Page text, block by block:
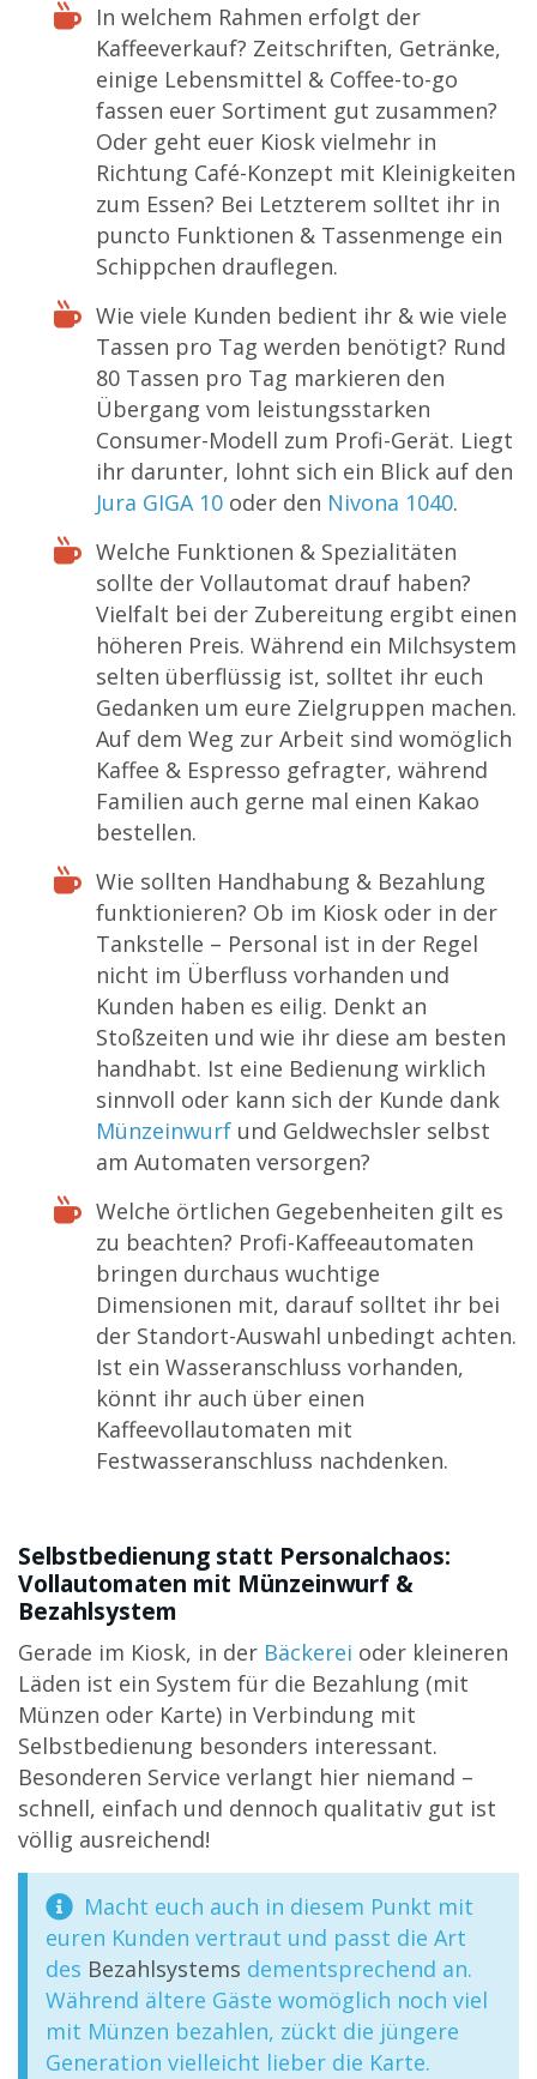
In welchem Rahmen erfolgt der
Kaffeeverkauf? Zeitschriften, Getränke,
einige Lebensmittel & Coffee-to-go
fassen euer Sortiment gut zusammen?
Oder geht euer Kiosk vielmehr in
Richtung Café-Konzept mit Kleinigkeiten
zum Essen? Bei Letzterem solltet ihr in
puncto Funktionen & Tassenmenge ein
Schippchen drauflegen.
Wie viele Kunden bedient ihr & wie viele
Tassen pro Tag werden benötigt? Rund
80 Tassen pro Tag markieren den
Übergang vom leistungsstarken
Consumer-Modell zum Profi-Gerät. Liegt
ihr darunter, lohnt sich ein Blick auf den
Jura GIGA 10 oder den Nivona 1040.
Welche Funktionen & Spezialitäten
sollte der Vollautomat drauf haben?
Vielfalt bei der Zubereitung ergibt einen
höheren Preis. Während ein Milchsystem
selten überflüssig ist, solltet ihr euch
Gedanken um eure Zielgruppen machen.
Auf dem Weg zur Arbeit sind womöglich
Kaffee & Espresso gefragter, während
Familien auch gerne mal einen Kakao
bestellen.
Wie sollten Handhabung & Bezahlung
funktionieren? Ob im Kiosk oder in der
Tankstelle – Personal ist in der Regel
nicht im Überfluss vorhanden und
Kunden haben es eilig. Denkt an
Stoßzeiten und wie ihr diese am besten
handhabt. Ist eine Bedienung wirklich
sinnvoll oder kann sich der Kunde dank
Münzeinwurf und Geldwechsler selbst
am Automaten versorgen?
Welche örtlichen Gegebenheiten gilt es
zu beachten? Profi-Kaffeeautomaten
bringen durchaus wuchtige
Dimensionen mit, darauf solltet ihr bei
der Standort-Auswahl unbedingt achten.
Ist ein Wasseranschluss vorhanden,
könnt ihr auch über einen
Kaffeevollautomaten mit
Festwasseranschluss nachdenken.
Selbstbedienung statt Personalchaos:
Vollautomaten mit Münzeinwurf &
Bezahlsystem
Gerade im Kiosk, in der Bäckerei oder kleineren
Läden ist ein System für die Bezahlung (mit
Münzen oder Karte) in Verbindung mit
Selbstbedienung besonders interessant.
Besonderen Service verlangt hier niemand –
schnell, einfach und dennoch qualitativ gut ist
völlig ausreichend!
Macht euch auch in diesem Punkt mit
euren Kunden vertraut und passt die Art
des Bezahlsystems dementsprechend an.
Während ältere Gäste womöglich noch viel
mit Münzen bezahlen, zückt die jüngere
Generation vielleicht lieber die Karte.